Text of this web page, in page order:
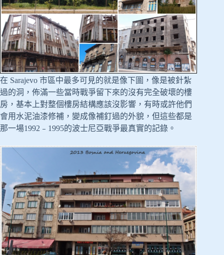
在 Sarajevo 市區中最多可見的就是像下圖，像是被針紮
過的洞，佈滿一些當時戰爭留下來的沒有完全破壞的樓
房，基本上對整個樓房結構應該沒影響，有時或許他們
會用水泥油漆修補，變成像補釘過的外貌，但這些都是
那一場1992﹣1995的波士尼亞戰爭最真實的記錄。